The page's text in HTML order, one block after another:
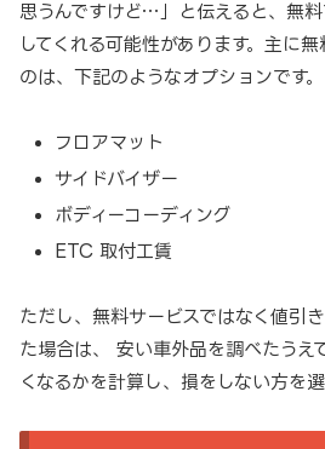
思うんですけど…」と伝えると、無
してくれる可能性があります。主に
のは、下記のようなオプションです。
フロアマット
サイドバイザー
ボディーコーディング
ETC 取付工賃
ただし、無料サービスではなく値引
た場合は、 安い車外品を調べたうえ
くなるかを計算し、損をしない方を